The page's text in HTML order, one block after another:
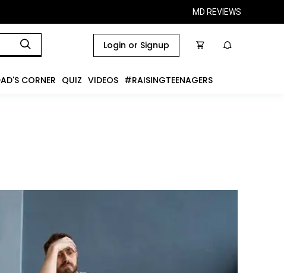
MD REVIEWS
Login or Signup
CORNER QUIZ VIDEOS #RAISINGTEENAGERS